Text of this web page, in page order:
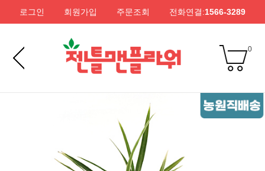
로그인 회원가입 주문조회 전화연결:1566-3289
0